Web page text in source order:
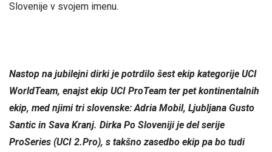
Slovenije v svojem imenu.
Nastop na jubilejni dirki je potrdilo šest ekip kategorije UCI
WorldTeam, enajst ekip UCI ProTeam ter pet kontinentalnih
ekip, med njimi tri slovenske: Adria Mobil, Ljubljana Gusto
Santic in Sava Kranj. Dirka Po Sloveniji je del serije
ProSeries (UCI 2.Pro), s takšno zasedbo ekip pa bo tudi